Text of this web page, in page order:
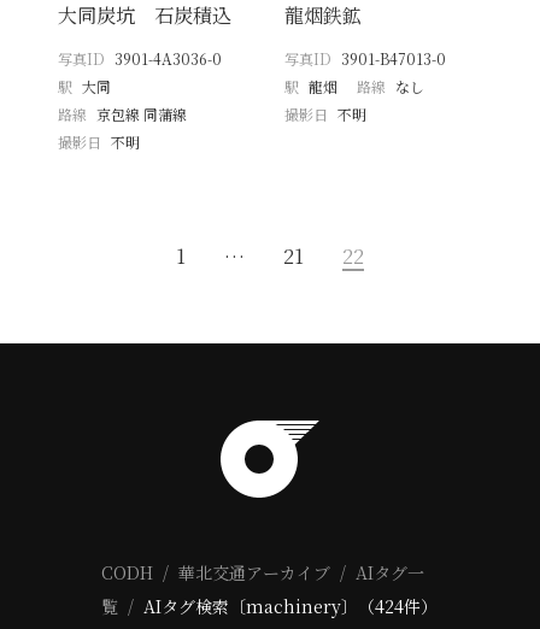
大同炭坑 石炭積込
写真ID 3901-4A3036-0
駅 大同
路線 京包線 同蒲線
撮影日
不明
龍烟鉄鉱
写真ID 3901-B47013-0
駅 龍烟 路線 なし
撮影日 不明
1 … 21 22
CODH 華北交通アーカイブ
AIタグ一
覧
AIタグ検索〔machinery〕（424件）